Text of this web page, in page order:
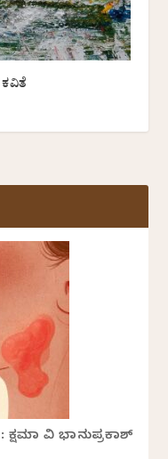
ಕ್ಷಮಾ ವಿ ಭಾನುಪ್ರಕಾಶ್